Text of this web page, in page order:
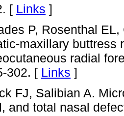
[ Links ]
P, Rosenthal
maxillary buttress
radial
302. [ Links ]
FJ, Salibian A.
and total nasal